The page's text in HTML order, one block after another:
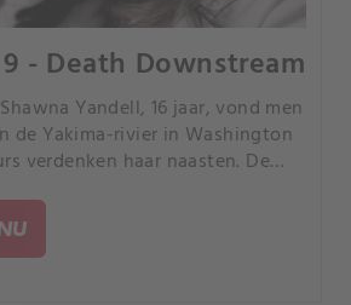
- Death Downstream
Yandell, 16 jaar, vond men
de Yakima-rivier in Washington
verdenken haar naasten. De
onthulde die niemand